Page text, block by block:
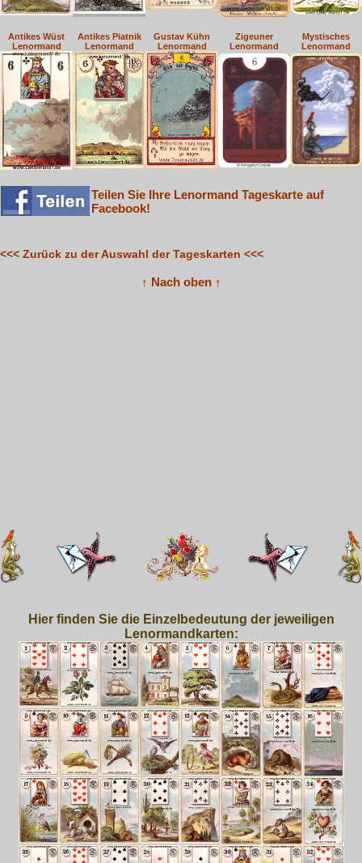
Antikes Wüst
Lenormand
Antikes Piatnik
Lenormand
Gustav Kühn
Lenormand
Zigeuner
Lenormand
Mystisches
Lenormand
Teilen Sie Ihre Lenormand Tageskarte auf
Facebook!
<<< Zurück zu der Auswahl der Tageskarten <<<
↑ Nach oben ↑
Hier finden Sie die Einzelbedeutung der jeweiligen
Lenormandkarten: